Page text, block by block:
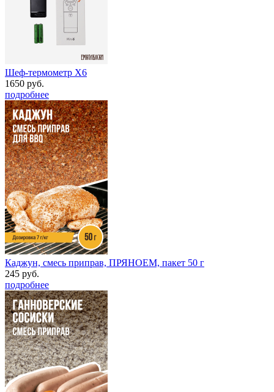
Шеф-термометр Х6
1650 руб.
подробнее
Каджун, смесь приправ, ПРЯНОЕМ, пакет 50 г
245 руб.
подробнее